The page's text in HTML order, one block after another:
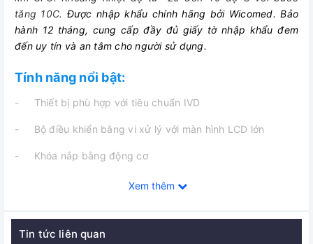
tăng 10C. Được nhập khẩu chính hãng bởi Wicomed. Bảo
hành 12 tháng, cung cấp đầy đủ giấy tờ nhập khẩu đem
đến uy tín và an tâm cho người sử dụng.
Tính năng nổi bật:
- Thiết bị phù hợp với tiêu chuẩn IVD
- Bộ điều khiển bằng vi xử lý với màn hình LCD lớn
- Khóa nắp bằng động cơ
- Hệ thống tự động nhận biết rotor với chức năng bảo vệ
Xem thêm
Tin tức liên quan